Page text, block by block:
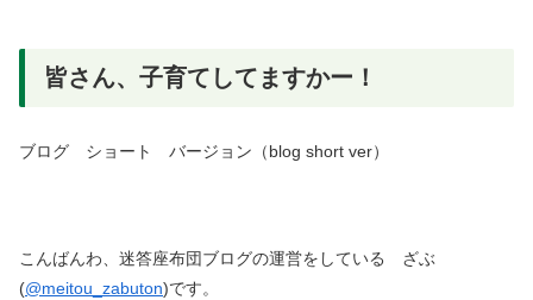
皆さん、子育てしてますかー！
ブログ ショート バージョン（blog short ver）
こんばんわ、迷答座布団ブログの運営をしている ざぶ
(@meitou_zabuton)です。